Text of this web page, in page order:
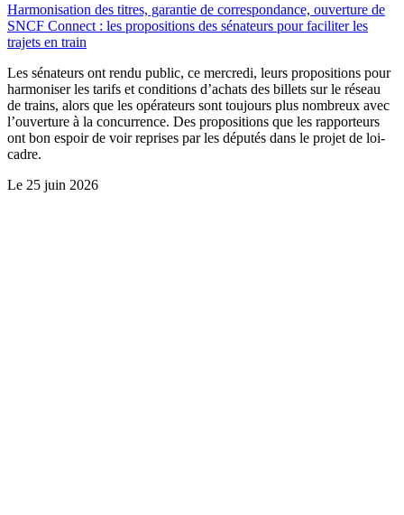
Harmonisation des titres, garantie de correspondance, ouverture de
SNCF Connect : les propositions des sénateurs pour faciliter les
trajets en train
Les sénateurs ont rendu public, ce mercredi, leurs propositions pour
harmoniser les tarifs et conditions d’achats des billets sur le réseau
de trains, alors que les opérateurs sont toujours plus nombreux avec
l’ouverture à la concurrence. Des propositions que les rapporteurs
ont bon espoir de voir reprises par les députés dans le projet de loi-
cadre.
Le 25 juin 2026